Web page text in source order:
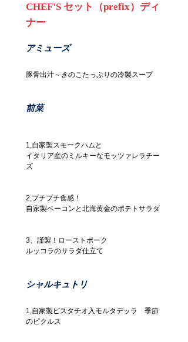
CHEF'S セット（prefix）ディ
ナー
アミューズ
豚骨出汁～きのこたっぷりの冷製スープ
前菜
1,自家製スモークハムと
イタリア産のミルキーなモッツァレラチー
ズ
2,プチプチ食感！
自家製ベーコンと北海黄金のポテトサラダ
3、謹製！ローストポーク
ルッコラのサラダ仕立て
シャルキュトリ
1,自家製ピスタチオ入モルタデッラ　季節
のピクルス